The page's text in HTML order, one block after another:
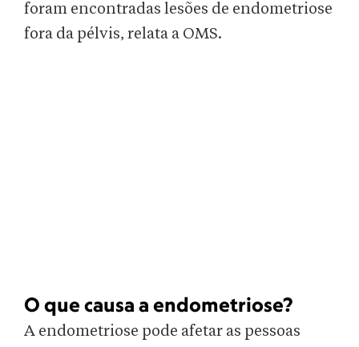
foram encontradas lesões de endometriose
fora da pélvis, relata a OMS.
O que causa a endometriose?
A endometriose pode afetar as pessoas